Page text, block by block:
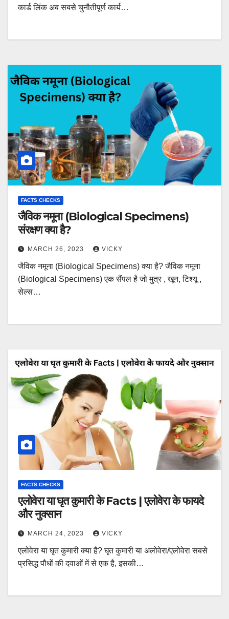
कार्ड लिंक अब सबसे चुनौतीपूर्ण कार्य…
FACTS CHECKS
जैविक नमूना (Biological Specimens)
संरक्षण क्या है?
MARCH 26, 2023 VICKY
जैविक नमूना (Biological Specimens) क्या है? जैविक नमूना
(Biological Specimens) एक सैंपल है जो मुत्र , खून, टिश्यू ,
सेल्स…
FACTS CHECKS
एलोवेरा या घृत कुमारी के Facts | एलोवेरा के फायदे
और नुक्सान
MARCH 24, 2023 VICKY
एलोवेरा या घृत कुमारी क्या है? घृत कुमारी या अलोवेरा/एलोवेरा सबसे
प्रसिद्ध पौधों की दवाओं में से एक है, इसकी…